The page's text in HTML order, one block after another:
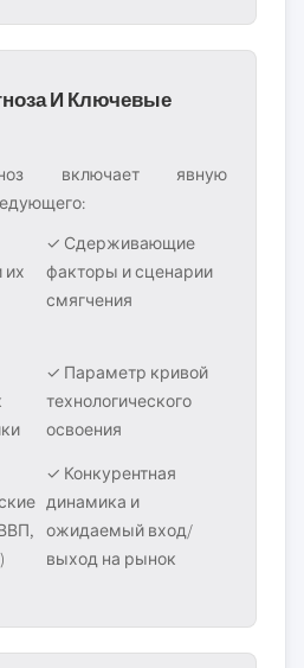
И Ключевые
включает явную
их
✓ Сдерживающие
факторы и сценарии
смягчения
✓ Параметр кривой
технологического
освоения
✓ Конкурентная
динамика и
ожидаемый вход/
выход на рынок